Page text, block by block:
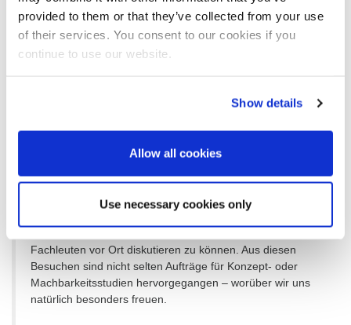
provided to them or that they’ve collected from your use
of their services. You consent to our cookies if you
continue to use our website.
Show details
Allow all cookies
Use necessary cookies only
Es gibt eine ganze Reihe von Maßnahmen, die wir im
Team entwickelt und vorangebracht haben. Wir sind dazu
übergegangen, unser Engineering als Unternehmen im
Unternehmen zu sehen. Wenn man sich diese Brille
Zum Beispiel?
bei ihren Kundenbesuchen mit fachlicher Expertise aus
dem Engineering. Das ist bei unseren Kunden gut
Fachleuten vor Ort diskutieren zu können. Aus diesen
Besuchen sind nicht selten Aufträge für Konzept- oder
Machbarkeitsstudien hervorgegangen – worüber wir uns
natürlich besonders freuen.